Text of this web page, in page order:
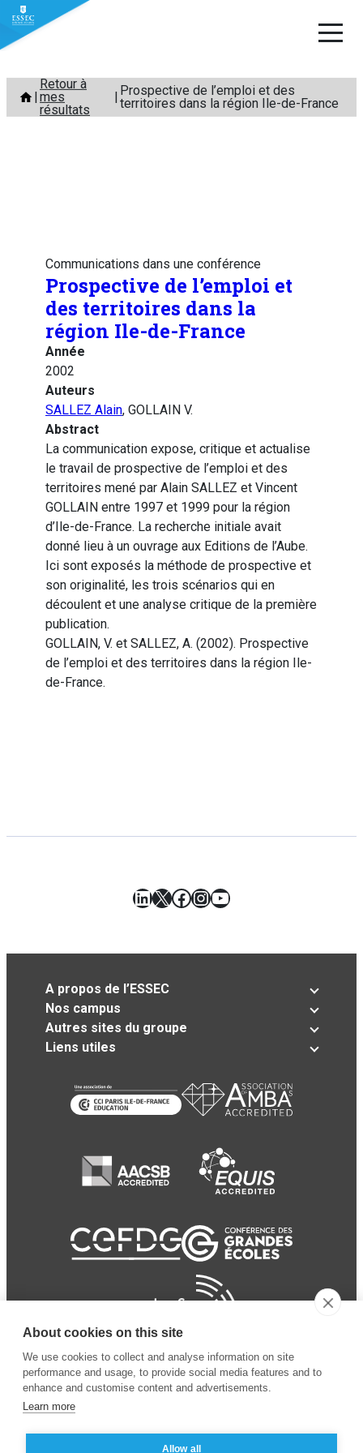
Aller
contenu
Retour à
mes
résultats
Prospective de l’emploi et des
territoires dans la région Ile-de-France
Communications dans une conférence
Prospective de l’emploi et
des territoires dans la
région Ile-de-France
Année
2002
Auteurs
SALLEZ Alain, GOLLAIN V.
Abstract
La communication expose, critique et actualise
le travail de prospective de l’emploi et des
territoires mené par Alain SALLEZ et Vincent
GOLLAIN entre 1997 et 1999 pour la région
d’Ile-de-France. La recherche initiale avait
donné lieu à un ouvrage aux Editions de l’Aube.
Ici sont exposés la méthode de prospective et
son originalité, les trois scénarios qui en
découlent et une analyse critique de la première
publication.
GOLLAIN, V. et SALLEZ, A. (2002). Prospective
de l’emploi et des territoires dans la région Ile-
de-France.
LinkedIn
X Facebook
Instagram
YouTube
A propos de l’ESSEC
Nos campus
Autres sites du groupe
Liens utiles
About cookies on this site
We use cookies to collect and analyse information on site
performance and usage, to provide social media features and to
enhance and customise content and advertisements.
Learn more
Allow all